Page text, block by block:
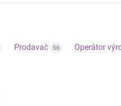
Prodavač 56 Operátor